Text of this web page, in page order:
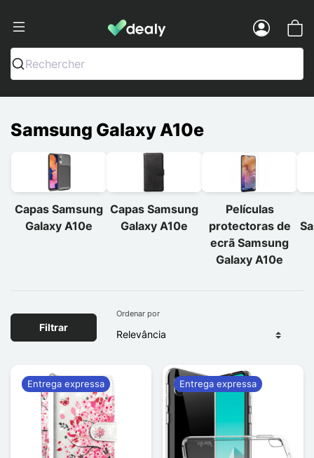
Dealy - Capas e acessórios para
Rechercher
Samsung Galaxy A10e
Capas Samsung
Galaxy A10e
Capas Samsung
Galaxy A10e
Películas
protectoras de
ecrã Samsung
Galaxy A10e
Filtrar
Ordenar por
Entrega expressa Entrega expressa